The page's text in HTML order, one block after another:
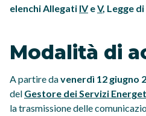
elenchi Allegati IVeV, Legge
Modalità di
A partire davenerdì 12 giugno
del Gestore dei Servizi
la trasmissione delle